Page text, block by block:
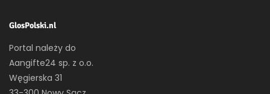
GlosPolski.nl
Portal należy do
Aangifte24 sp. z o.o.
Węgierska 31